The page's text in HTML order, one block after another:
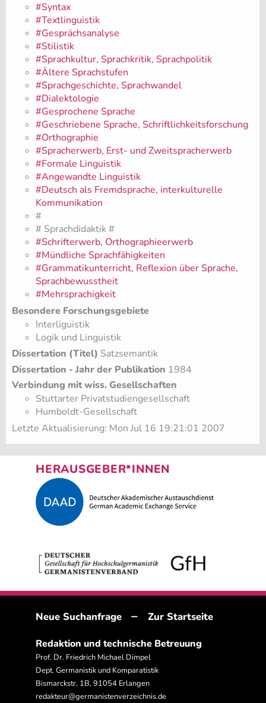
#Syntax
#Textlinguistik
#Gesprächsanalyse
#Stilistik
#Sprachkultur, Sprachkritik, Sprachpolitik
#Ältere Sprachstufen
#Sprachgeschichte, Sprachwandel
#Dialektologie
#Gesprochene Sprache
#Geschriebene Sprache, Schriftlichkeitsforschung
#Orthographie
#Spracherwerb, Erst- und Zweitspracherwerb
#Formale Linguistik
#Angewandte Linguistik
#Deutsch als Fremdsprache, interkulturelle
Kommunikation
#
# Sprachdidaktik #
#Schrifterwerb, Orthographieerwerb
#Mündliche Sprachfähigkeiten
#Grammatikunterricht, Reflexion über Sprache,
Sprachbewusstheit
#Mehrsprachigkeit
Besondere Forschungsgebiete
Interliguistik
Logik und Linguistik
Dissertation (Titel) Satzsemantik
Dissertation - Jahr der Publikation 1984
Verbindung mit wiss. Gesellschaften
Stuttarter Privatstudiengesellschaft
Humboldt-Gesellschaft
Letzte Aktualisierung: Mon Jul 16 19:21:01 2007
HERAUSGEBER*INNEN
Neue Suchanfrage – Zur Startseite
Redaktion und technische Betreuung
Prof. Dr. Friedrich Michael Dimpel
Dept. Germanistik und Komparatistik
Bismarckstr. 1B, 91054 Erlangen
redakteur@germanistenverzeichnis.de